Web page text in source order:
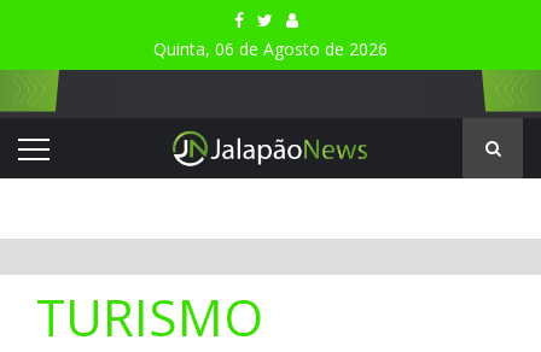
Quinta, 06 de Agosto de 2026
TURISMO